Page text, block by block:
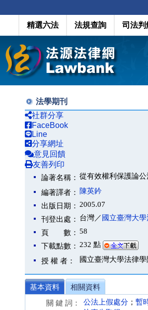
精選六法 法規查詢 司法判
法學期刊
社群分享
FaceBook
Line
分享網址
意見回饋
友善列印
論著名稱： 從有效權利保護論
編著譯者：
陳英鈐
出版日期： 2005.07
刊登出處： 台灣／ 國立臺灣大
頁 數： 58
下載點數： 232 點
授 權 者： 國立臺灣大學法律學
基本資料
相關資料
關 鍵 詞：
公法上假處分 ； 暫